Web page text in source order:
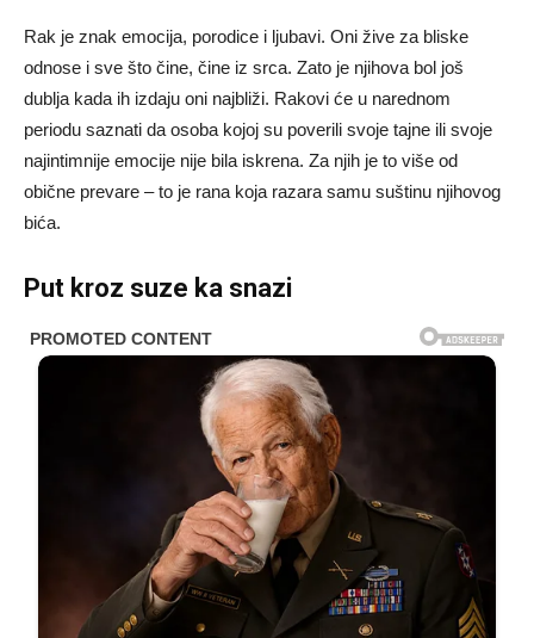
Rak je znak emocija, porodice i ljubavi. Oni žive za bliske
odnose i sve što čine, čine iz srca. Zato je njihova bol još
dublja kada ih izdaju oni najbliži. Rakovi će u narednom
periodu saznati da osoba kojoj su poverili svoje tajne ili svoje
najintimnije emocije nije bila iskrena. Za njih je to više od
obične prevare – to je rana koja razara samu suštinu njihovog
bića.
Put kroz suze ka snazi